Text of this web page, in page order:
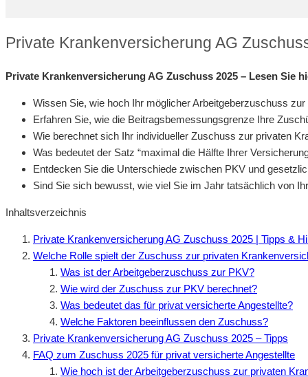
Private Krankenversicherung AG
Private Krankenversicherung AG Zuschuss 2025 – Lesen Sie
Wissen Sie, wie hoch Ihr möglicher Arbeitgeberzuschuss
Erfahren Sie, wie die Beitragsbemessungsgrenze Ihre
Wie berechnet sich Ihr individueller Zuschuss zur privaten
Was bedeutet der Satz “maximal die Hälfte Ihrer
Entdecken Sie die Unterschiede zwischen PKV und
Sind Sie sich bewusst, wie viel Sie im Jahr tatsächlich von
Inhaltsverzeichnis
Private Krankenversicherung AG Zuschuss 2025 | Tipps &
Welche Rolle spielt der Zuschuss zur privaten
Was ist der Arbeitgeberzuschuss zur PKV?
Wie wird der Zuschuss zur PKV berechnet?
Was bedeutet das für privat versicherte Angestellte?
Welche Faktoren beeinflussen den Zuschuss?
Private Krankenversicherung AG Zuschuss 2025 – Tipps
FAQ zum Zuschuss 2025 für privat versicherte Angestellte
Wie hoch ist der Arbeitgeberzuschuss zur privaten